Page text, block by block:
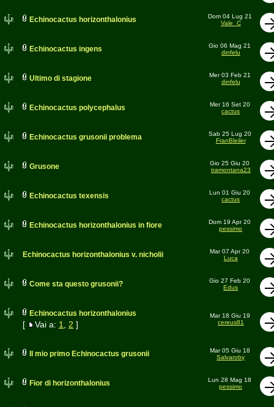
Echinocactus horizonthalonius
Dom 04 Lug 21
Vale_C
Echinocactus ingens
Gio 06 Mag 21
dinfelu
Ultimo di stagione
Mer 03 Feb 21
dinfelu
Echinocactus polycephalus
Mer 16 Set 20
cactus
Echinocactus grusonii problema
Sab 25 Lug 20
FranBleiler
Grusone
Gio 25 Giu 20
tramontana23
Echinocactus texensis
Lun 01 Giu 20
cactus
Echinocactus horizonthalonius in fiore
Dom 19 Apr 20
pessimo
Echinocactus horizonthalonius v. nicholii
Mar 07 Apr 20
Luca
Come sta questo grusonii?
Gio 27 Feb 20
Edus
Echinocactus horizonthalonius
[ Vai a: 1 2 ]
Mar 18 Giu 19
cereus81
Il mio primo Echinocactus grusonii
Mar 05 Giu 18
Salvaroby
Fior di horizonthalonius
Lun 28 Mag 18
pessimo